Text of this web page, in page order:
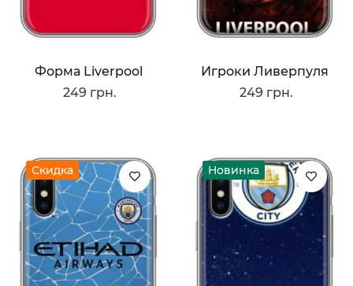
Форма Liverpool
249 грн.
Игроки Ливерпуля
249 грн.
Скидка Новинка